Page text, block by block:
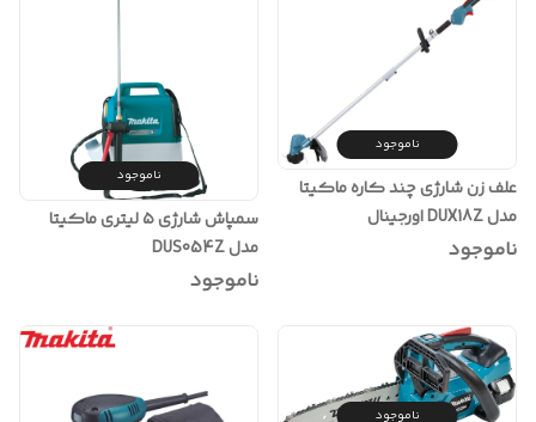
ناموجود
علف زن شارژی چند کاره ماکیتا
مدل DUX18Z اورجینال
ناموجود
ناموجود
سمپاش شارژی ۵ لیتری ماکیتا
مدل DUS054Z
ناموجود
ناموجود